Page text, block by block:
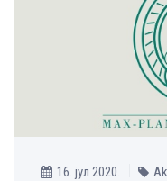
16. јул 2020.